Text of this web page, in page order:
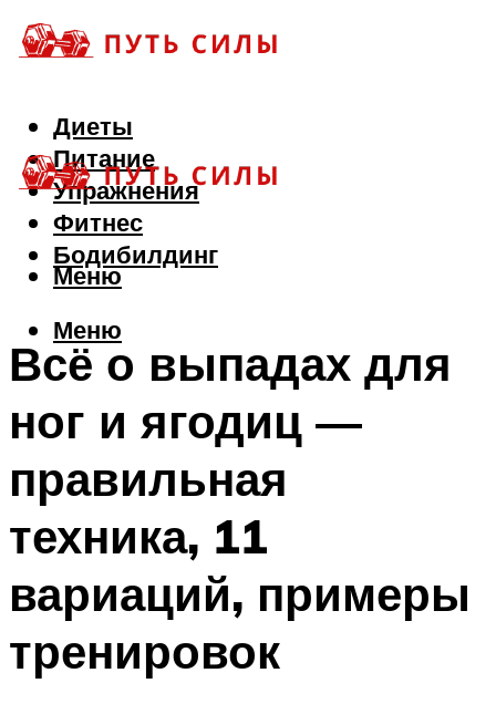
Диеты
Питание
Упражнения
Фитнес
Бодибилдинг
Меню
Меню
Всё о выпадах для
ног и ягодиц —
правильная
техника, 11
вариаций, примеры
тренировок